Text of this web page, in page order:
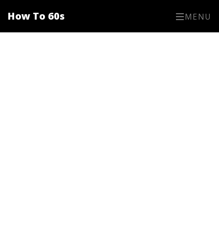
How To 60s MENU